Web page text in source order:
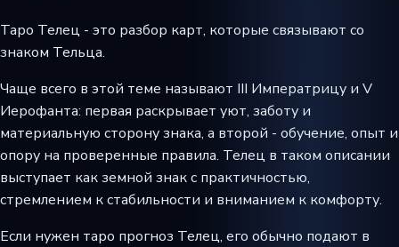
Таро Телец - это разбор карт, которые связывают со
знаком Тельца.
Чаще всего в этой теме называют III Императрицу и V
Иерофанта: первая раскрывает уют, заботу и
материальную сторону знака, а второй - обучение, опыт и
опору на проверенные правила. Телец в таком описании
выступает как земной знак с практичностью,
стремлением к стабильности и вниманием к комфорту.
Если нужен таро прогноз Телец, его обычно подают в